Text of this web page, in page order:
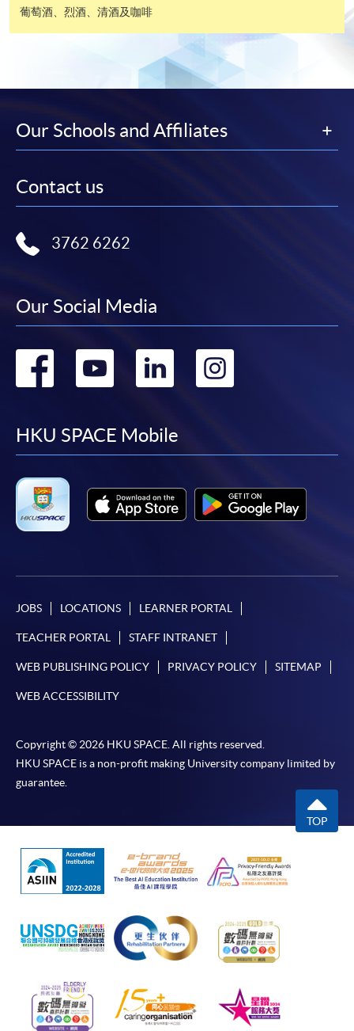
人或報名中心。
選用網上報名服務必須在已接駁互聯網及支援
Google Chrome瀏覽器。
申請人不應閒置申請超過10分鐘。否則，申請人
網上報名只支援「提早報讀優惠」。如需享用其他
在網上報名過程中，由於提交課程申請和付款在系
快與 閣下聯絡。
申請人應注意，不論親身或網上報讀，相同的課
在網上報名過程中，付款成功後，網頁將顯示付款
確認。另外，確認電子郵件亦會發送到 閣下的電
除特殊情況(例如課程因報名人數不足而被取消)及
法例規定外，一切已繳費用，概不退還。
如須甄選入學，則正式收據並不可作為 閣下已獲
取錄的證明。學院將在截止報名日期後儘快通知申
請者是否獲取錄。落選的申請人將獲退還已繳交的
免責聲明
本學院為學院開設的其中一些課程提供在線服務的平台。雖然
本學院會力求在有關網頁上刊載的資訊正確和合時，但本學院
卻不能為這些資訊作出任何明確或隱含的保證。本學院尤其不
本學院（包括其僱員及附屬機構）對你在網上付款而由下列原
因所導致的任何損失，一概不負責；上述原因包括：（1）由
付款銀行或獨立商戶因為付款的網關在處理付款的信用卡、付
款卡、智能卡或其他付款的設施時出現任何信息或資訊傳送的
失誤、延誤、中斷、中止、或限制（2）從付款的網關傳送而
來的任何信息或資訊中出現的疏忽、錯誤、誤差或遺漏；
（3）付款的網關在完成網上付款時出現的故障、失靈、或失
誤；（4）任何由付款的網關引起或與付款的網關相關的原
因，包括未獲授權進入、資料傳送的改動、任何非法行為等。
切以英文版本為準。
葡萄酒、烈酒、清酒及咖啡
Our Schools and Affiliates
Contact us
3762 6262
Our Social Media
Go
facebook
Go
youtube
Go
linkedin
Go
HKU SPACE Mobile
JOBS LOCATIONS LEARNER PORTAL
TEACHER PORTAL STAFF INTRANET
WEB PUBLISHING POLICY PRIVACY POLICY SITEMAP
WEB ACCESSIBILITY
Copyright © 2026 HKU SPACE. All rights reserved.
HKU SPACE is a non-profit making University company limited by
guarantee.
TOP